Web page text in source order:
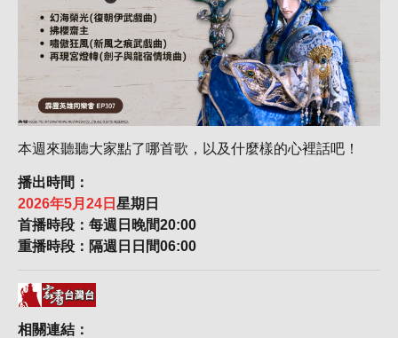
本週來聽聽大家點了哪首歌，以及什麼樣的心裡話吧！
播出時間：
2026年5月24日 星期日
首播時段：每週日晚間20:00
重播時段：隔週日日間06:00
相關連結：